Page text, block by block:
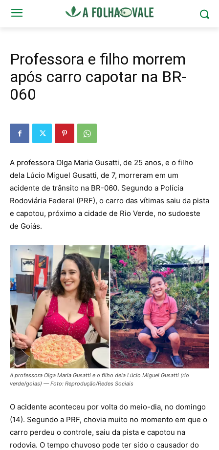
Professora e filho morrem
após carro capotar na BR-
060
A professora Olga Maria Gusatti, de 25 anos, e o filho
dela Lúcio Miguel Gusatti, de 7, morreram em um
acidente de trânsito na BR-060. Segundo a Polícia
Rodoviária Federal (PRF), o carro das vítimas saiu da pista
e capotou, próximo a cidade de Rio Verde, no sudoeste
de Goiás.
A professora Olga Maria Gusatti e o filho dela Lúcio Miguel Gusatti (rio
verde/goias) — Foto: Reprodução/Redes Sociais
O acidente aconteceu por volta do meio-dia, no domingo
(14). Segundo a PRF, chovia muito no momento em que o
carro perdeu o controle, saiu da pista e capotou na
rodovia. O tempo chuvoso pode ter sido o causador do